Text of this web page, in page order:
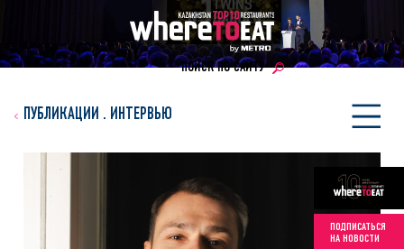
ПОИСК ПО САЙТУ
ПОДПИСАТЬСЯ
НА НОВОСТИ
ПУБЛИКАЦИИ . ИНТЕРВЬЮ